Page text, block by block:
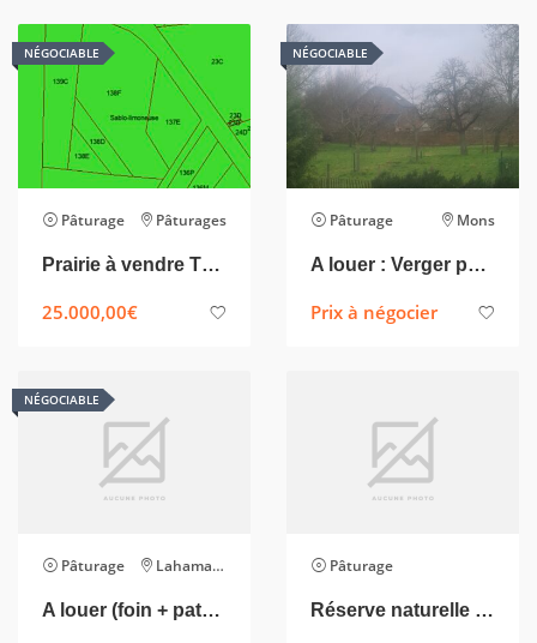
NÉGOCIABLE
Pâturage Pâturages
Prairie à vendre THULIN (Hensies)
25.000,00€
NÉGOCIABLE
Pâturage Mons
A louer : Verger pour moutons
Prix à négocier
NÉGOCIABLE
Pâturage Lahamaide
A louer (foin + paturage saisonnier) Prairie presque 1ha – cloturée – en 3 parties
Pâturage
Réserve naturelle 2/5 ha et prairie/verger haute tige 1 ha